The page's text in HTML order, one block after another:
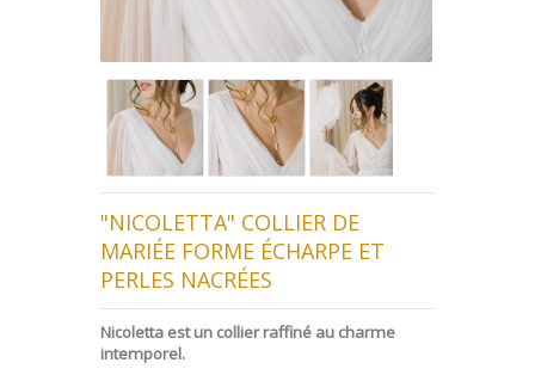
"NICOLETTA" COLLIER DE
MARIÉE FORME ÉCHARPE ET
PERLES NACRÉES
Nicoletta est un collier raffiné au charme
intemporel.